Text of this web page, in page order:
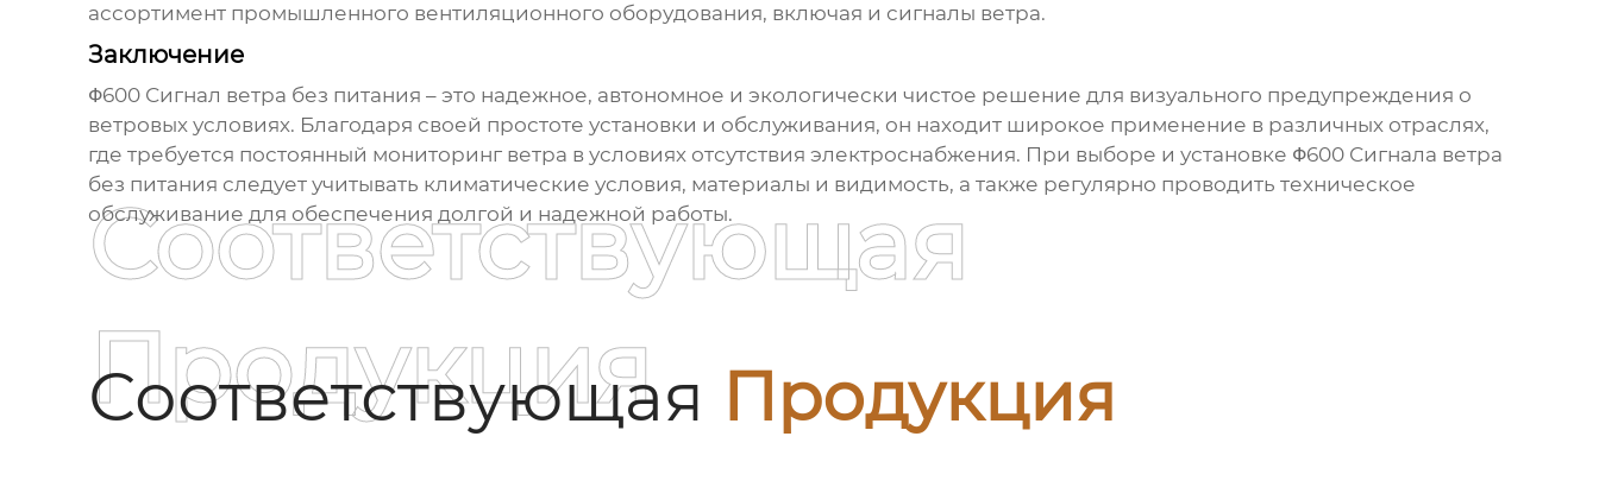
ассортимент промышленного вентиляционного оборудования, включая и сигналы ветра.
Заключение
Φ600 Сигнал ветра без питания – это надежное, автономное и экологически чистое решение для визуального предупреждения о
ветровых условиях. Благодаря своей простоте установки и обслуживания, он находит широкое применение в различных отраслях,
где требуется постоянный мониторинг ветра в условиях отсутствия электроснабжения. При выборе и установке Φ600 Сигнала ветра
без питания следует учитывать климатические условия, материалы и видимость, а также регулярно проводить техническое
обслуживание для обеспечения долгой и надежной работы.
Соответствующая Продукция
Соответствующая
Продукция